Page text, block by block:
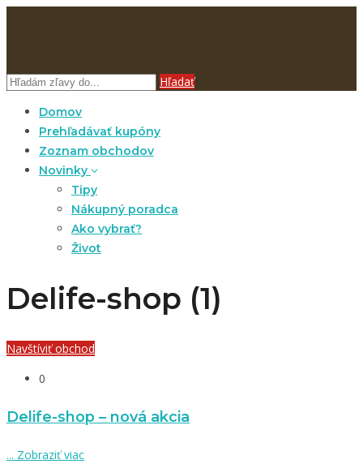
Hľadať
Domov
Prehľadávať kupóny
Zoznam obchodov
Novinky
Tipy
Nákupný poradca
Ako vybrať?
Život
Delife-shop (1)
Navštíviť obchod
0
Delife-shop – nová akcia
... Zobraziť viac